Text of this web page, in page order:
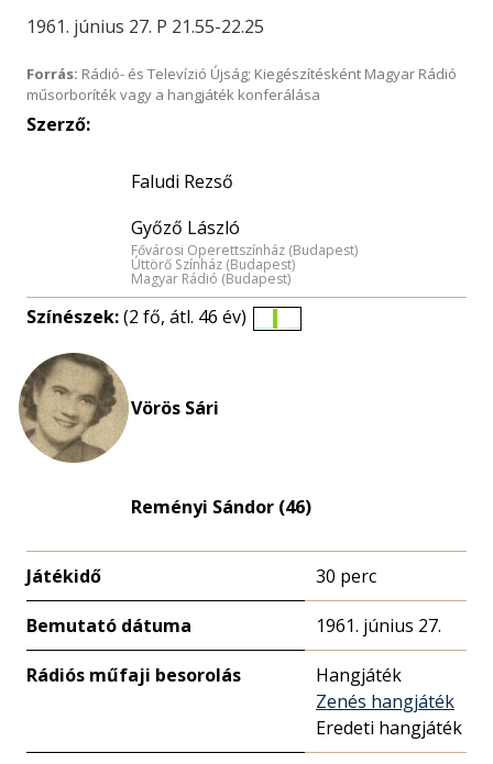
1961. június 27. P 21.55-22.25
Forrás: Rádió- és Televízió Újság; Kiegészítésként Magyar Rádió
műsorboríték vagy a hangjáték konferálása
Szerző:
Faludi Rezső
Győző László
Fővárosi Operettszínház (Budapest)
Úttörő Színház (Budapest)
Magyar Rádió (Budapest)
Színészek:(2 fő, átl. 46 év)
Vörös Sári
Reményi Sándor (46)
Játékidő 30 perc
Bemutató dátuma 1961. június 27.
Rádiós műfaji besorolás
Hangjáték
Zenés hangjáték
Eredeti hangjáték